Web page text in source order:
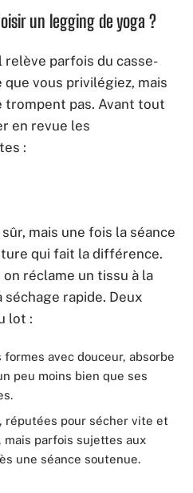
un legging de yoga ?
parfois du casse-
vous privilégiez, mais
trompent pas. Avant tout
en revue les
:
mais une fois la séance
qui fait la différence.
on réclame un tissu à la
rapide. Deux
lot :
avec douceur, absorbe
peu moins bien que ses
pour sécher vite et
parfois sujettes aux
une séance soutenue.